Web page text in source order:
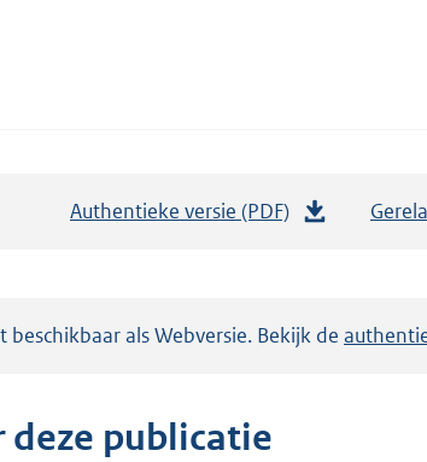
Authentieke versie (PDF)
a
beschikbaar als Webversie. Bekijk de
publicatie